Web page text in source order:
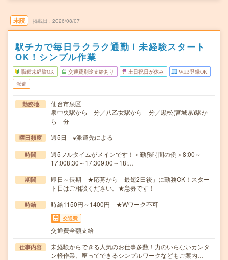
未読 掲載日 2026/08/07
駅チカで毎日ラクラク通勤！未経験スタート
OK！シンプル作業
職種未経験OK 交通費別途支給あり 土日祝日が休み WEB登録OK
派遣
勤務地
仙台市泉区
泉中央駅から---分／八乙女駅から---分／黒松(宮城県)駅か
ら---分
曜日頻度 週5日 ※派遣先による
時間
週5フルタイムがメインです！＜勤務時間の例＞8:00～
17:008:30～17:309:00～18:…
期間
即日～長期 ★応募から「最短2日後」に勤務OK！スター
ト日はご相談ください。★急募です！
時給 時給1150円～1400円 ★Wワーク不可
交通費
交通費全額支給
仕事内容
未経験からできる人気のお仕事多数！力のいらないカンタ
ン軽作業、座ってできるシンプルワークなどもご案内…